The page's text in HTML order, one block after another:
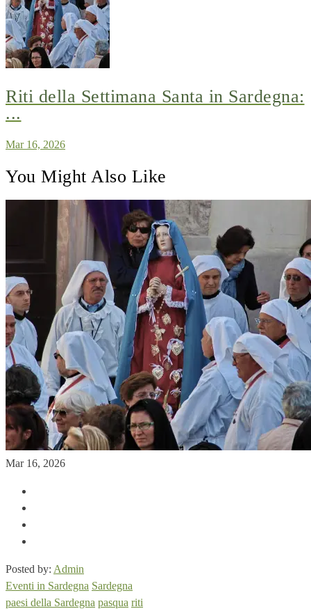
Riti della Settimana Santa in Sardegna:
...
Mar 16, 2026
You Might Also Like
Mar 16, 2026
Posted by: Admin
Eventi in Sardegna Sardegna
paesi della Sardegna pasqua riti